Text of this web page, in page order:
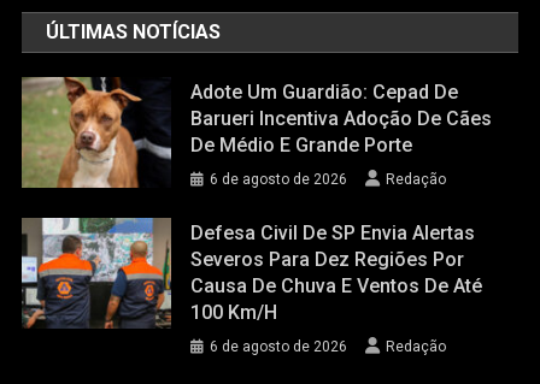
ÚLTIMAS NOTÍCIAS
Adote Um Guardião: Cepad De
Barueri Incentiva Adoção De Cães
De Médio E Grande Porte
6 de agosto de 2026 Redação
Defesa Civil De SP Envia Alertas
Severos Para Dez Regiões Por
Causa De Chuva E Ventos De Até
100 Km/h
6 de agosto de 2026 Redação